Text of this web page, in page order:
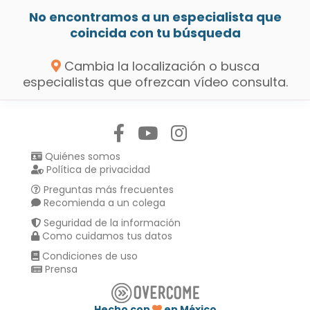
No encontramos a un especialista que
coincida con tu búsqueda
Cambia la localización o busca
especialistas que ofrezcan vídeo consulta.
Quiénes somos
Política de privacidad
Preguntas más frecuentes
Recomienda a un colega
Seguridad de la información
Como cuidamos tus datos
Condiciones de uso
Prensa